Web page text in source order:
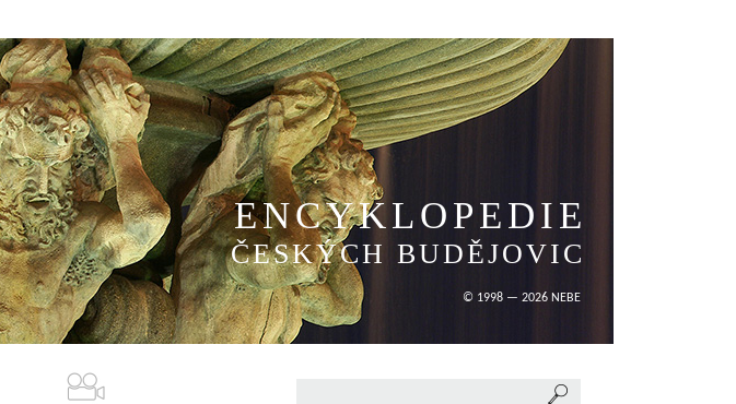
ENCYKLOPEDIE
ČESKÝCH BUDĚJOVIC
© 1998 — 2026 NEBE